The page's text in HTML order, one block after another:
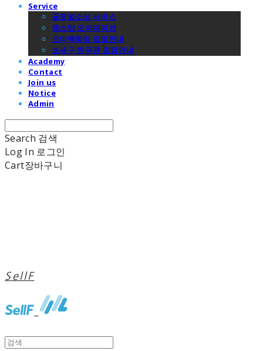
Service
글로벌소싱 서비스
원스탑 오퍼레이션
오야백화점 입점안내
보세구 한국관 입점안내
Academy
Contact
Join us
Notice
Admin
Search 검색
Log In 로그인
Cart장바구니
SellF